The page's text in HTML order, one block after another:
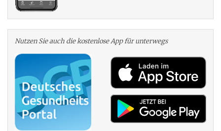
Nutzen Sie auch die kosten­lose App für unterwegs